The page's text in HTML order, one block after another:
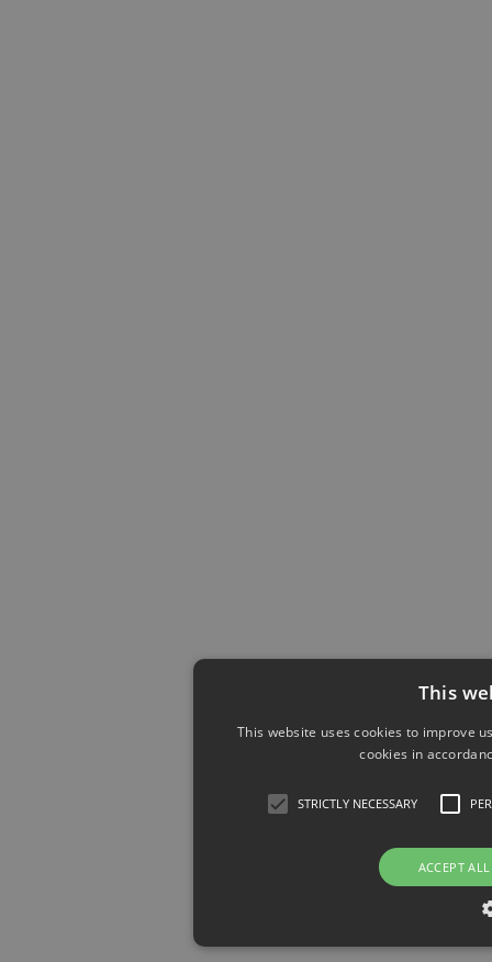
This
This website uses cookies to improve
cookies in
STRICTLY NECESSARY
ACCEPT ALL